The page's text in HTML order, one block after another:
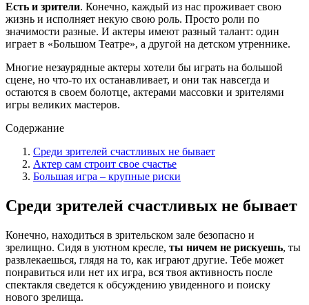
Есть и зрители. Конечно, каждый из нас проживает свою
жизнь и исполняет некую свою роль. Просто роли по
значимости разные. И актеры имеют разный талант: один
играет в «Большом Театре», а другой на детском утреннике.
Многие незаурядные актеры хотели бы играть на большой
сцене, но что-то их останавливает, и они так навсегда и
остаются в своем болотце, актерами массовки и зрителями
игры великих мастеров.
Содержание
Среди зрителей счастливых не бывает
Актер сам строит свое счастье
Большая игра – крупные риски
Среди зрителей счастливых не бывает
Конечно, находиться в зрительском зале безопасно и
зрелищно. Сидя в уютном кресле, ты ничем не рискуешь, ты
развлекаешься, глядя на то, как играют другие. Тебе может
понравиться или нет их игра, вся твоя активность после
спектакля сведется к обсуждению увиденного и поиску
нового зрелища.